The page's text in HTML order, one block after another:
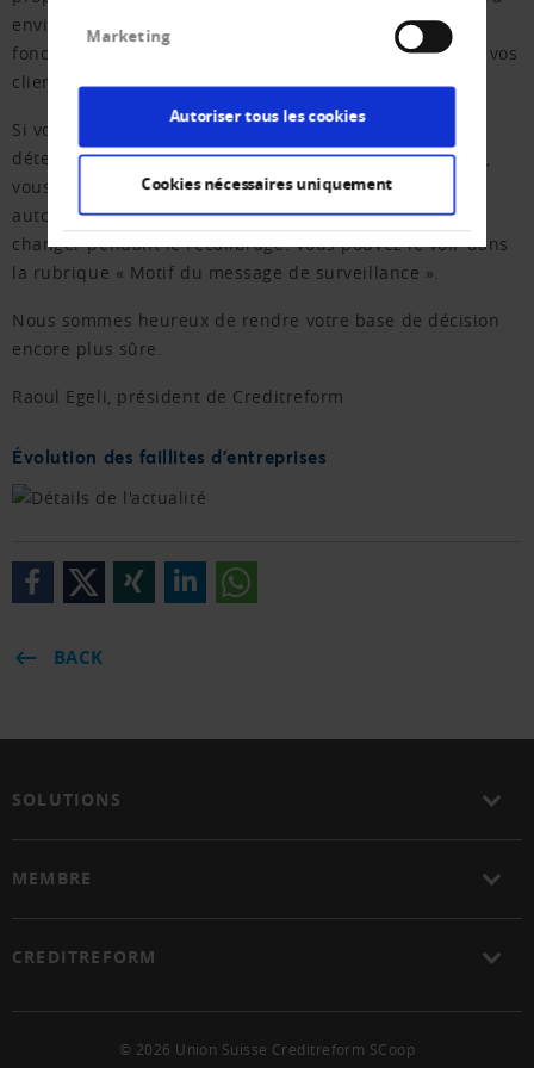
Marketing
Autoriser tous les cookies
Cookies nécessaires uniquement
environ 10 jours. Pour vous, rien ne change
fondamentalement et vous pouvez continuer à évaluer vos
clients et partenaires contractuels comme d'habitude.
Si vous surveillez vos partenaires contractuels pour
détecter d'éventuelles modifications de leur solvabilité,
vous n'avez rien à faire non plus. Vous serez
automatiquement informé si la solvabilité venait à
changer pendant le recalibrage. Vous pouvez le voir dans
la rubrique « Motif du message de surveillance ».
Nous sommes heureux de rendre votre base de décision
encore plus sûre.
Raoul Egeli, président de Creditreform
Évolution des faillites d'entreprises
BACK
SOLUTIONS
MEMBRE
CREDITREFORM
© 2026 Union Suisse Creditreform SCoop